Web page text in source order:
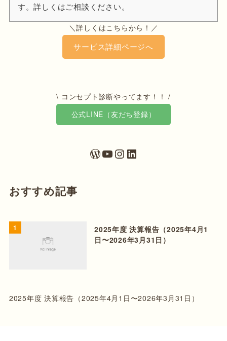
す。詳しくはご相談ください。
＼詳しくはこちらから！／
サービス詳細ページへ
\ コンセプト診断やってます！！ /
公式LINE（友だち登録）
おすすめ記事
1
2025年度 決算報告（2025年4月1
日〜2026年3月31日）
2025年度 決算報告（2025年4月1日〜2026年3月31日）